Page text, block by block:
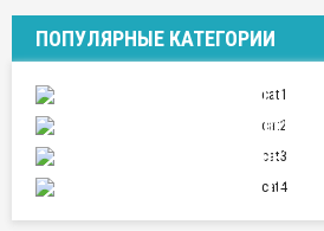
ПОПУЛЯРНЫЕ КАТЕГОРИИ
ПУТЕШЕСТВИЯ
ОТНОШЕНИЯ
СПОРТ
НАУКА И